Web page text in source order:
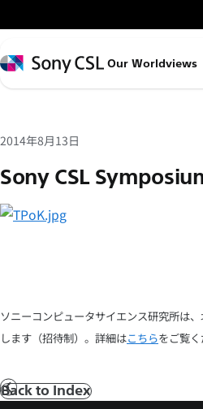
イ
ン
コ
ン
へ
ス
Sony
Our Worldviews
2014年8月13日
Sony CSL
ソニーコンピュータサイエンス研究所は
します（招待制）。詳細はこちらをご覧く
前
Back to Index